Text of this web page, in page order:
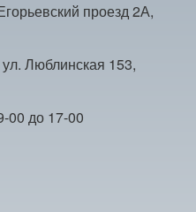
проезд 2А,
Люблинская 153,
00 до 17-00